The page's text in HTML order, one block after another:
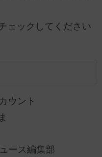
ェックしてください
ウント
ース編集部